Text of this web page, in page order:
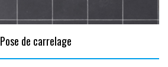
Pose de carrelage